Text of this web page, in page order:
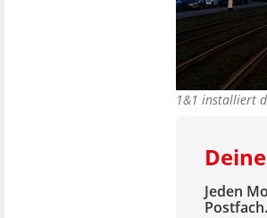
1&1 installiert
Jeden
Postfach.